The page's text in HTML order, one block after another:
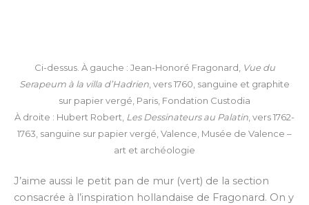
Ci-dessus. À gauche : Jean-Honoré Fragonard, Vue du
Serapeum à la villa d’Hadrien, vers 1760, sanguine et graphite
sur papier vergé, Paris, Fondation Custodia
À droite : Hubert Robert, Les Dessinateurs au Palatin, vers 1762-
1763, sanguine sur papier vergé, Valence, Musée de Valence –
art et archéologie
J’aime aussi le petit pan de mur (vert) de la section
consacrée à l’inspiration hollandaise de Fragonard. On y